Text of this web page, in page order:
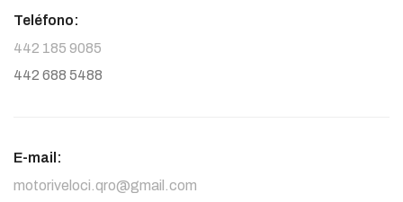
Teléfono:
442 185 9085
442 688 5488
E-mail:
motoriveloci.qro@gmail.com